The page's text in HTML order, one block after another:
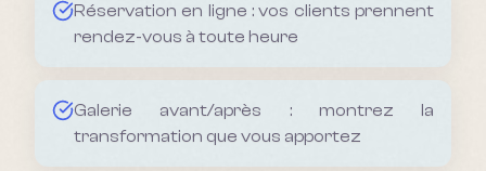
Réservation en ligne : vos clients prennent
rendez-vous à toute heure
Galerie avant/après : montrez la
transformation que vous apportez